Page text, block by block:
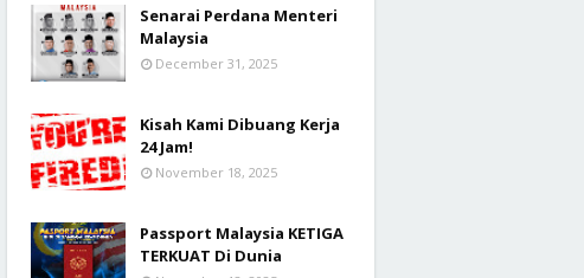
Senarai Perdana Menteri
Malaysia
December 31, 2025
Kisah Kami Dibuang Kerja
24 Jam!
November 18, 2025
Passport Malaysia KETIGA
TERKUAT Di Dunia